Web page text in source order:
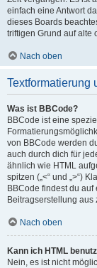
einfach eine Antwort
dieses Boards
triftigen Grund auf alte
Nach oben
Textformatierung
Was ist BBCode?
BBCode ist eine
von BBCode werden
auch durch dich für
ähnlich wie HTML
spitzen („<“ und „>“)
BBCode findest du
Beitragserstellung aus
Nach oben
Kann ich HTML
Nein, es ist nicht